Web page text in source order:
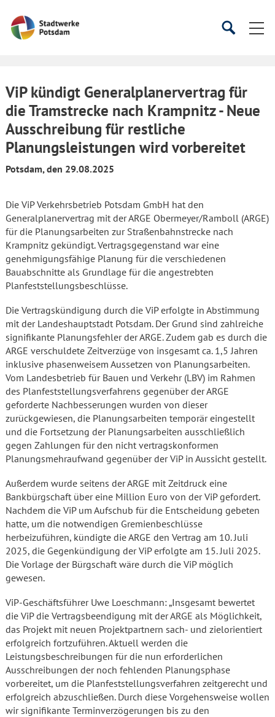
Startseite
SucheSuche
ViP kündigt Generalplanervertrag für
die Tramstrecke nach Krampnitz - Neue
Ausschreibung für restliche
Planungsleistungen wird vorbereitet
Potsdam, den 29.08.2025
Die ViP Verkehrsbetrieb Potsdam GmbH hat den
Generalplanervertrag mit der ARGE Obermeyer/Ramboll (ARGE)
für die Planungsarbeiten zur Straßenbahnstrecke nach
Krampnitz gekündigt. Vertragsgegenstand war eine
genehmigungsfähige Planung für die verschiedenen
Bauabschnitte als Grundlage für die angestrebten
Planfeststellungsbeschlüsse.
Die Vertragskündigung durch die ViP erfolgte in Abstimmung
mit der Landeshauptstadt Potsdam. Der Grund sind zahlreiche
signifikante Planungsfehler der ARGE. Zudem gab es durch die
ARGE verschuldete Zeitverzüge von insgesamt ca. 1,5 Jahren
inklusive phasenweisem Aussetzen von Planungsarbeiten.
Vom Landesbetrieb für Bauen und Verkehr (LBV) im Rahmen
des Planfeststellungsverfahrens gegenüber der ARGE
geforderte Nachbesserungen wurden von dieser
zurückgewiesen, die Planungsarbeiten temporär eingestellt
und die Fortsetzung der Planungsarbeiten ausschließlich
gegen Zahlungen für den nicht vertragskonformen
Planungsmehraufwand gegenüber der ViP in Aussicht gestellt.
Außerdem wurde seitens der ARGE mit Zeitdruck eine
Bankbürgschaft über eine Million Euro von der ViP gefordert.
Nachdem die ViP um Aufschub für die Entscheidung gebeten
hatte, um die notwendigen Gremienbeschlüsse
herbeizuführen, kündigte die ARGE den Vertrag am 10. Juli
2025, die Gegenkündigung der ViP erfolgte am 15. Juli 2025.
Die Vorlage der Bürgschaft wäre durch die ViP möglich
gewesen.
ViP-Geschäftsführer Uwe Loeschmann: „Insgesamt bewertet
die ViP die Vertragsbeendigung mit der ARGE als Möglichkeit,
das Projekt mit neuen Projektpartnern sach- und zielorientiert
erfolgreich fortzuführen. Aktuell werden die
Leistungsbeschreibungen für die nun erforderlichen
Ausschreibungen der noch fehlenden Planungsphase
vorbereitet, um die Planfeststellungsverfahren zeitgerecht und
erfolgreich abzuschließen. Durch diese Vorgehensweise wollen
wir signifikante Terminverzögerungen bis zu den